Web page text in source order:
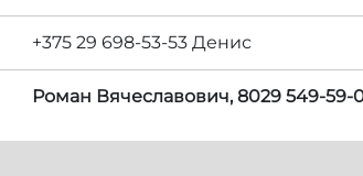
+375 29 698-53-53 Денис
Роман Вячеславович, 8029 549-59-